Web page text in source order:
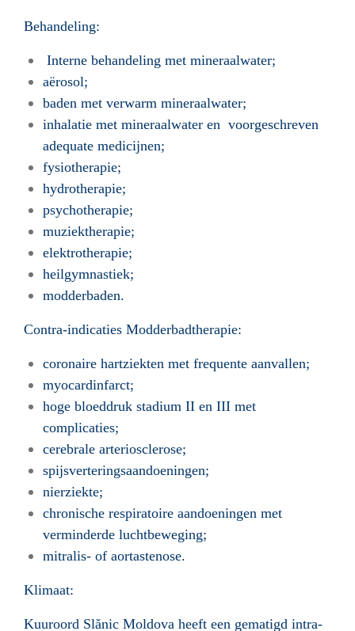
Behandeling:
Interne behandeling met mineraalwater;
aërosol;
baden met verwarm mineraalwater;
inhalatie met mineraalwater en voorgeschreven
adequate medicijnen;
fysiotherapie;
hydrotherapie;
psychotherapie;
muziektherapie;
elektrotherapie;
heilgymnastiek;
modderbaden.
Contra-indicaties Modderbadtherapie:
coronaire hartziekten met frequente aanvallen;
myocardinfarct;
hoge bloeddruk stadium II en III met
complicaties;
cerebrale arteriosclerose;
spijsverteringsaandoeningen;
nierziekte;
chronische respiratoire aandoeningen met
verminderde luchtbeweging;
mitralis- of aortastenose.
Klimaat:
Kuuroord Slănic Moldova heeft een gematigd intra-